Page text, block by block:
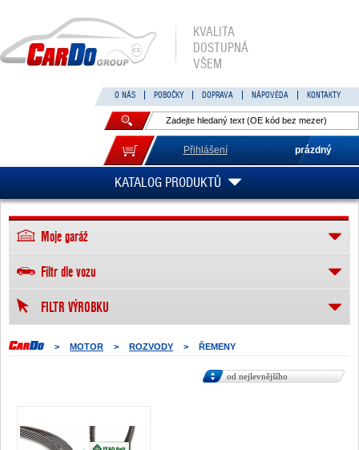
KVALITA
DOSTUPNÁ
VŠEM
O NÁS POBOČKY DOPRAVA NÁPOVĚDA KONTAKTY
Přihlášení prázdný
KATALOG PRODUKTŮ
> MOTOR > ROZVODY > ŘEMENY
od nejlevnějšího
Moje garáž
Filtr dle vozu
FILTR VÝROBKU